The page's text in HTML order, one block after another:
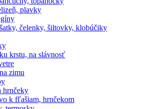
plavky
čelenky, šiltovky, klobúčiky
krstu, na slávnosť
zimu
hrnčeky
k fľašiam, hrnčekom